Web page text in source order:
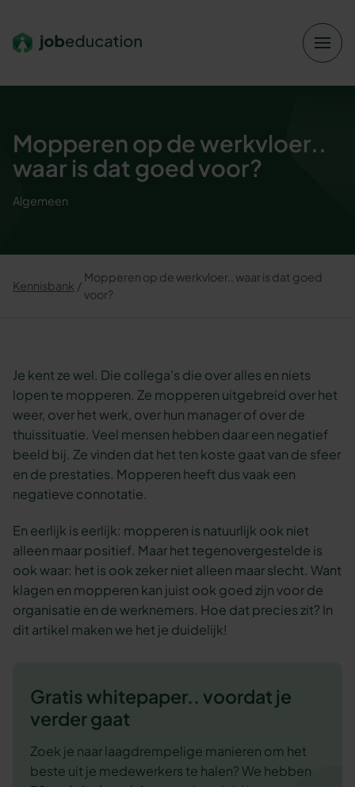
Mopperen op de werkvloer..
waar is dat goed voor?
Algemeen
Kennisbank
Mopperen op de werkvloer.. waar is dat goed
voor?
Je kent ze wel. Die collega's die over alles en niets
lopen te mopperen. Ze mopperen uitgebreid over het
weer, over het werk, over hun manager of over de
thuissituatie. Veel mensen hebben daar een negatief
beeld bij. Ze vinden dat het ten koste gaat van de sfeer
en de prestaties. Mopperen heeft dus vaak een
negatieve connotatie.
En eerlijk is eerlijk: mopperen is natuurlijk ook niet
alleen maar positief. Maar het tegenovergestelde is
ook waar: het is ook zeker niet alleen maar slecht. Want
klagen en mopperen kan juist ook goed zijn voor de
organisatie en de werknemers. Hoe dat precies zit? In
dit artikel maken we het je duidelijk!
Gratis whitepaper.. voordat je
verder gaat
Zoek je naar laagdrempelige manieren om het
beste uit je medewerkers te halen? We hebben